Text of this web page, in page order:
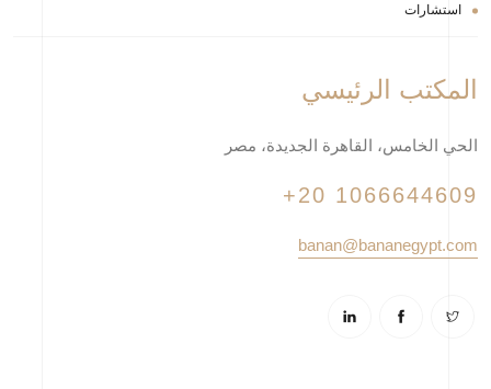
استشارات
المكتب الرئيسي
الحي الخامس، القاهرة الجديدة، مصر
+20 1066644609
banan@bananegypt.com